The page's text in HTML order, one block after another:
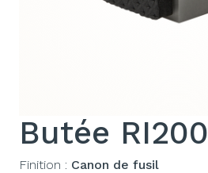
Butée RI200
Finition : Canon de fusil